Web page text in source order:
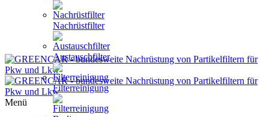
Nachrüstfilter
Austauschfilter
Filterreinigung
Menü